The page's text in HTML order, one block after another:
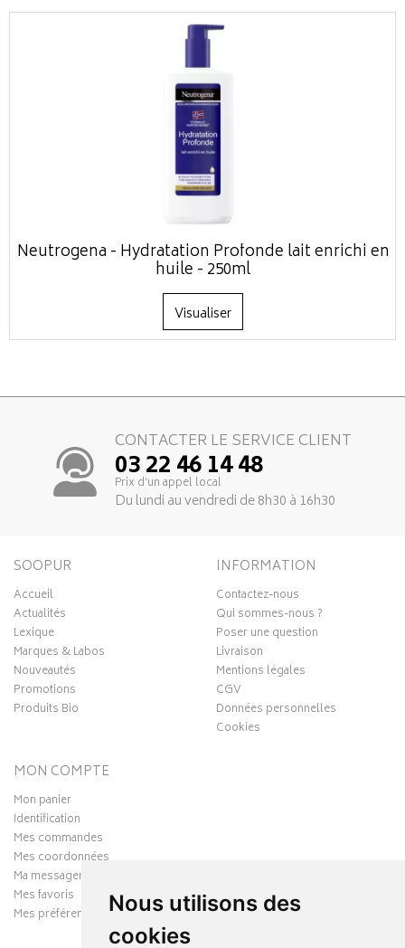
Nous utilisons des
cookies
Neutrogena - Hydratation Profonde lait enrichi en
huile - 250ml
Visualiser
CONTACTER LE SERVICE CLIENT
03 22 46 14 48
Prix d’un appel local
Du lundi au vendredi de 8h30 à 16h30
SOOPUR
Accueil
Actualités
Lexique
Marques & Labos
Nouveautés
Promotions
Produits Bio
INFORMATION
Contactez-nous
Qui sommes-nous ?
Poser une question
Livraison
Mentions légales
CGV
Données personnelles
Cookies
MON COMPTE
Mon panier
Identification
Mes commandes
Mes coordonnées
Ma messagerie
Mes favoris
Mes préférences Cookies